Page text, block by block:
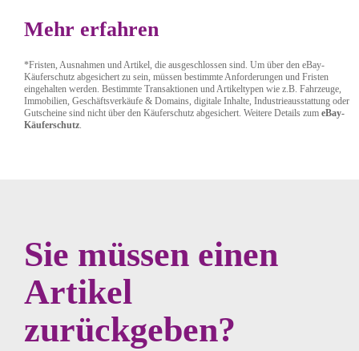
Mehr erfahren
*Fristen, Ausnahmen und Artikel, die ausgeschlossen sind. Um über den eBay-
Käuferschutz abgesichert zu sein, müssen bestimmte Anforderungen und Fristen
eingehalten werden. Bestimmte Transaktionen und Artikeltypen wie z.B. Fahrzeuge,
Immobilien, Geschäftsverkäufe & Domains, digitale Inhalte, Industrieausstattung oder
Gutscheine sind nicht über den Käuferschutz abgesichert. Weitere Details zum eBay-
Käuferschutz.
Sie müssen einen
Artikel
zurückgeben?